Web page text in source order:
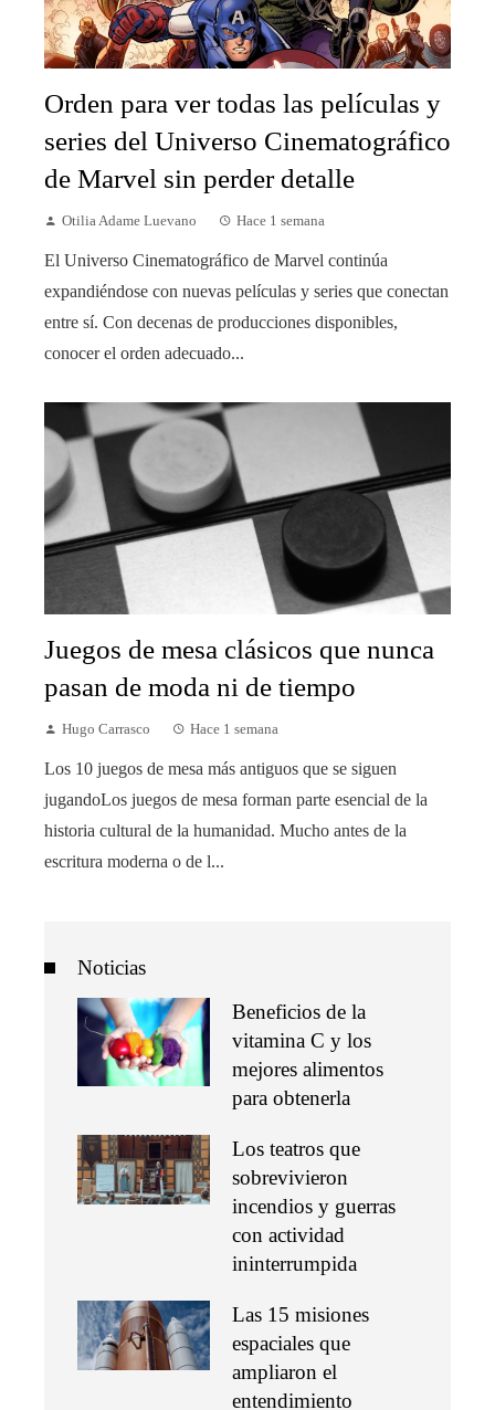
Orden para ver todas las películas y
series del Universo Cinematográfico
de Marvel sin perder detalle
Otilia Adame Luevano Hace 1 semana
El Universo Cinematográfico de Marvel continúa
expandiéndose con nuevas películas y series que conectan
entre sí. Con decenas de producciones disponibles,
conocer el orden adecuado...
Juegos de mesa clásicos que nunca
pasan de moda ni de tiempo
Hugo Carrasco Hace 1 semana
Los 10 juegos de mesa más antiguos que se siguen
jugandoLos juegos de mesa forman parte esencial de la
historia cultural de la humanidad. Mucho antes de la
escritura moderna o de l...
Noticias
Beneficios de la
vitamina C y los
mejores alimentos
para obtenerla
Los teatros que
sobrevivieron
incendios y guerras
con actividad
ininterrumpida
Las 15 misiones
espaciales que
ampliaron el
entendimiento